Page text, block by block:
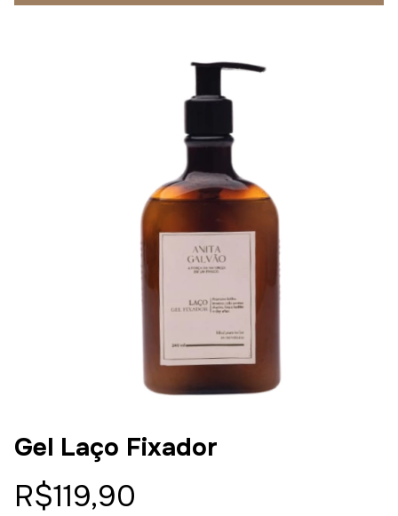
Gel Laço Fixador
R$119,90